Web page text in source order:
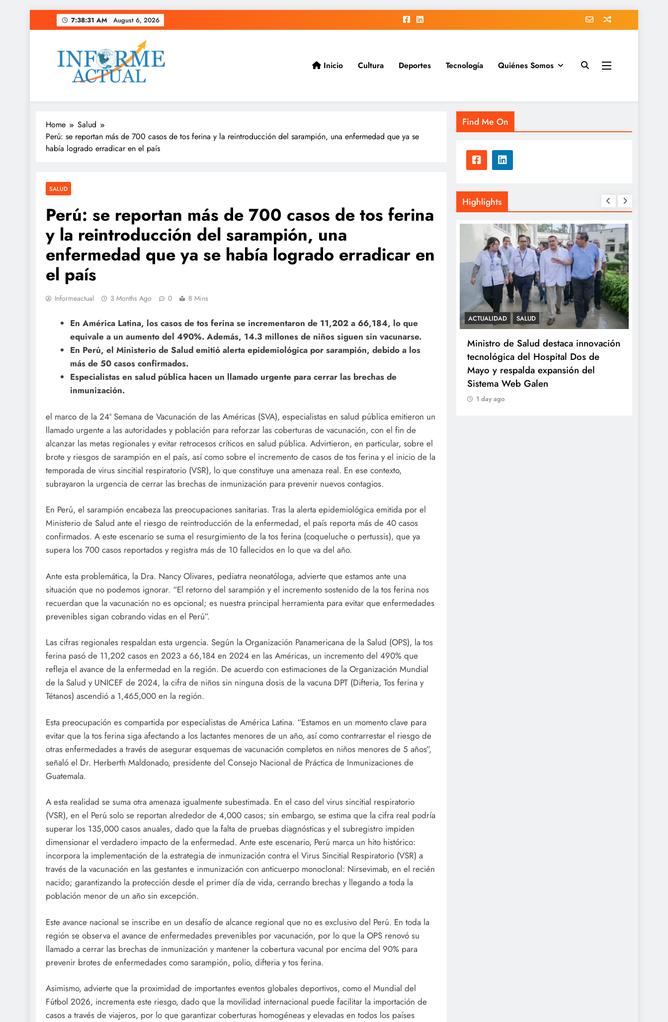
to
7:38:32 AM August 6, 2026
Informe Actual
La actualidad al instante, con veracidad y claridad.
Inicio Cultura Deportes Tecnología Quiénes Somos
Home
Salud
Perú: se reportan más de 700 casos de tos ferina y la reintroducción del sarampión, una enfermedad que ya se
había logrado erradicar en el país
SALUD
Perú: se reportan más de 700 casos de tos ferina
y la reintroducción del sarampión, una
enfermedad que ya se había logrado erradicar en
el país
Informeactual 3 Months Ago 0 8 Mins
En América Latina, los casos de tos ferina se incrementaron de 11,202 a 66,184, lo que
equivale a un aumento del 490%. Además, 14.3 millones de niños siguen sin vacunarse.
En Perú, el Ministerio de Salud emitió alerta epidemiológica por sarampión, debido a los
más de 50 casos confirmados.
Especialistas en salud pública hacen un llamado urgente para cerrar las brechas de
inmunización.
el marco de la 24ª Semana de Vacunación de las Américas (SVA), especialistas en salud pública emitieron un
llamado urgente a las autoridades y población para reforzar las coberturas de vacunación, con el fin de
alcanzar las metas regionales y evitar retrocesos críticos en salud pública. Advirtieron, en particular, sobre el
brote y riesgos de sarampión en el país, así como sobre el incremento de casos de tos ferina y el inicio de la
temporada de virus sincitial respiratorio (VSR), lo que constituye una amenaza real. En ese contexto,
subrayaron la urgencia de cerrar las brechas de inmunización para prevenir nuevos contagios.
En Perú, el sarampión encabeza las preocupaciones sanitarias. Tras la alerta epidemiológica emitida por el
Ministerio de Salud ante el riesgo de reintroducción de la enfermedad, el país reporta más de 40 casos
confirmados. A este escenario se suma el resurgimiento de la tos ferina (coqueluche o pertussis), que ya
supera los 700 casos reportados y registra más de 10 fallecidos en lo que va del año.
Ante esta problemática, la Dra. Nancy Olivares, pediatra neonatóloga, advierte que estamos ante una
situación que no podemos ignorar. “El retorno del sarampión y el incremento sostenido de la tos ferina nos
recuerdan que la vacunación no es opcional; es nuestra principal herramienta para evitar que enfermedades
prevenibles sigan cobrando vidas en el Perú”.
Las cifras regionales respaldan esta urgencia. Según la Organización Panamericana de la Salud (OPS), la tos
ferina pasó de 11,202 casos en 2023 a 66,184 en 2024 en las Américas, un incremento del 490% que
refleja el avance de la enfermedad en la región. De acuerdo con estimaciones de la Organización Mundial
de la Salud y UNICEF de 2024, la cifra de niños sin ninguna dosis de la vacuna DPT (Difteria, Tos ferina y
Tétanos) ascendió a 1,465,000 en la región.
Esta preocupación es compartida por especialistas de América Latina. “Estamos en un momento clave para
evitar que la tos ferina siga afectando a los lactantes menores de un año, así como contrarrestar el riesgo de
otras enfermedades a través de asegurar esquemas de vacunación completos en niños menores de 5 años”,
señaló el Dr. Herberth Maldonado, presidente del Consejo Nacional de Práctica de Inmunizaciones de
Guatemala.
A esta realidad se suma otra amenaza igualmente subestimada. En el caso del virus sincitial respiratorio
(VSR), en el Perú solo se reportan alrededor de 4,000 casos; sin embargo, se estima que la cifra real podría
superar los 135,000 casos anuales, dado que la falta de pruebas diagnósticas y el subregistro impiden
dimensionar el verdadero impacto de la enfermedad. Ante este escenario, Perú marca un hito histórico:
incorpora la implementación de la estrategia de inmunización contra el Virus Sincitial Respiratorio (VSR) a
través de la vacunación en las gestantes e inmunización con anticuerpo monoclonal: Nirsevimab, en el recién
nacido; garantizando la protección desde el primer día de vida, cerrando brechas y llegando a toda la
población menor de un año sin excepción.
Este avance nacional se inscribe en un desafío de alcance regional que no es exclusivo del Perú. En toda la
región se observa el avance de enfermedades prevenibles por vacunación, por lo que la OPS renovó su
llamado a cerrar las brechas de inmunización y mantener la cobertura vacunal por encima del 90% para
prevenir brotes de enfermedades como sarampión, polio, difteria y tos ferina.
Asimismo, advierte que la proximidad de importantes eventos globales deportivos, como el Mundial del
Fútbol 2026, incrementa este riesgo, dado que la movilidad internacional puede facilitar la importación de
casos a través de viajeros, por lo que garantizar coberturas homogéneas y elevadas en todos los países
Find Me On
Highlights
ESPECTÁCULOS NOVEDADES
El Ballet San Marcos celebra 62 años
de creación artística con Resonancias
ACTUALIDAD SALUD
Ministro de Salud destaca innovación
tecnológica del Hospital Dos de
Mayo y respalda expansión del
Sistema Web Galen
1 day ago